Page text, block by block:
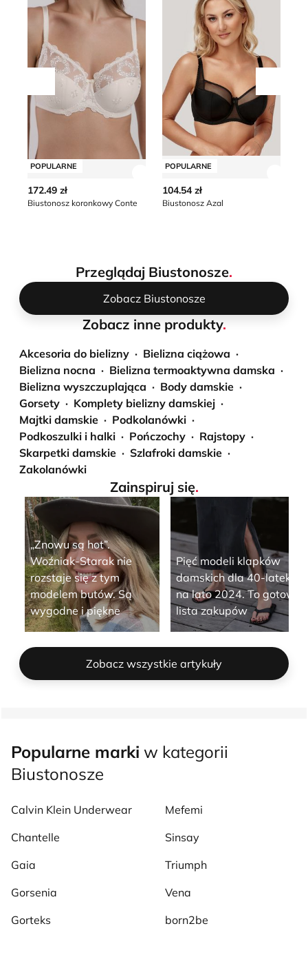
Przesuń w lewo
POPULARNE
172.49 zł
Biustonosz koronkowy Conte
POPULARNE
104.54 zł
Biustonosz Azal
Przeglądaj Biustonosze.
Zobacz Biustonosze
Zobacz inne produkty.
Akcesoria do bielizny
Bielizna ciążowa
Bielizna nocna
Bielizna termoaktywna damska
Bielizna wyszczuplająca
Body damskie
Gorsety
Komplety bielizny damskiej
Majtki damskie
Podkolanówki
Podkoszulki i halki
Pończochy
Rajstopy
Skarpetki damskie
Szlafroki damskie
Zakolanówki
Zainspiruj się.
„Znowu są hot”.
Woźniak-Starak nie
rozstaje się z tym
modelem butów. Są
wygodne i piękne
Pięć modeli klapków
damskich dla 40-latek
na lato 2024. To gotowa
lista zakupów
Zobacz wszystkie artykuły
Popularne marki w kategorii
Biustonosze
Calvin Klein Underwear
Chantelle
Gaia
Gorsenia
Gorteks
Mefemi
Sinsay
Triumph
Vena
born2be